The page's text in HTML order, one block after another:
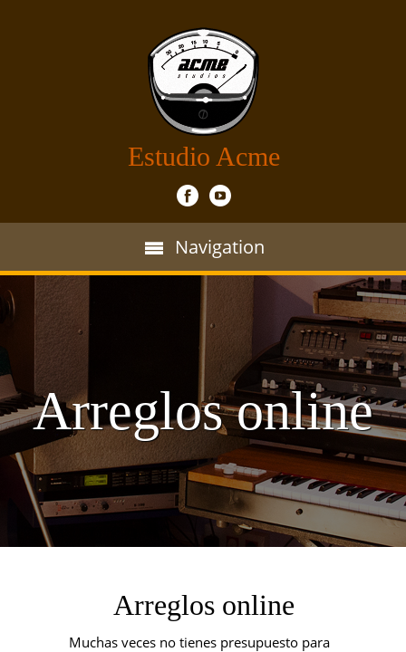
Estudio Acme
Navigation
Arreglos online
Arreglos online
Muchas veces no tienes presupuesto para